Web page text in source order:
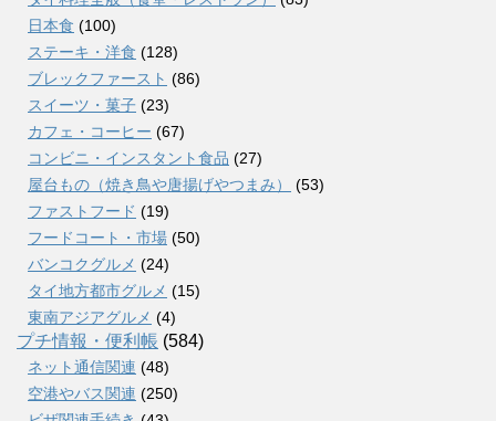
日本食 (100)
ステーキ・洋食 (128)
ブレックファースト (86)
スイーツ・菓子 (23)
カフェ・コーヒー (67)
コンビニ・インスタント食品 (27)
屋台もの（焼き鳥や唐揚げやつまみ）
(53)
ファストフード (19)
フードコート・市場 (50)
バンコクグルメ (24)
タイ地方都市グルメ (15)
東南アジアグルメ (4)
プチ情報・便利帳 (584)
ネット通信関連 (48)
空港やバス関連 (250)